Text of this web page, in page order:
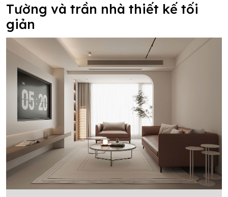
Tường và trần nhà thiết kế tối
giản